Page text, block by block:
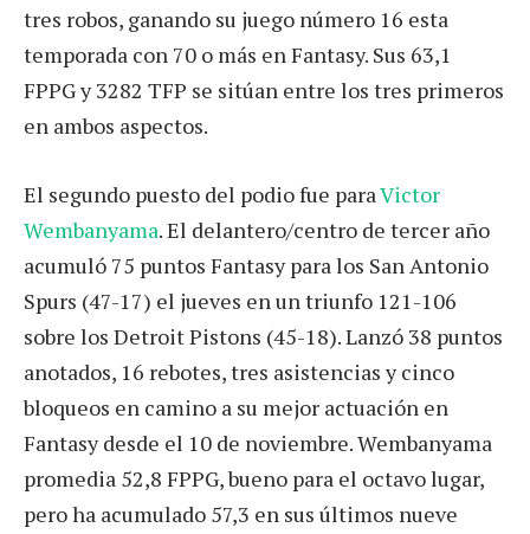
tres robos, ganando su juego número 16 esta
temporada con 70 o más en Fantasy. Sus 63,1
FPPG y 3282 TFP se sitúan entre los tres primeros
en ambos aspectos.
El segundo puesto del podio fue paraVictor
Wembanyama. El delantero/centro de tercer año
acumuló 75 puntos Fantasy para los San Antonio
Spurs (47-17) el jueves en un triunfo 121-106
sobre los Detroit Pistons (45-18). Lanzó 38 puntos
anotados, 16 rebotes, tres asistencias y cinco
bloqueos en camino a su mejor actuación en
Fantasy desde el 10 de noviembre. Wembanyama
promedia 52,8 FPPG, bueno para el octavo lugar,
pero ha acumulado 57,3 en sus últimos nueve